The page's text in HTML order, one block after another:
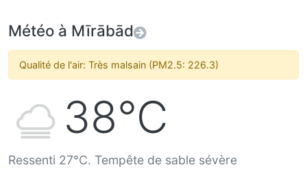
Météo à Mīrābād
Qualité de l'air: Très malsain (PM2.5: 226.3)
38°C
Ressenti 27°C. Tempête de sable sévère